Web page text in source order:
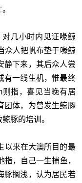
几小时内见证喙鲸
众人把帆布垫于喙鲸
静下来，其后众人尝
有一线生机，惟最终
指，喜见当晚有居
团体，为曾发生鲸豚
豚的培训。
以来在大澳所目的最
，自己一生捕鱼，
豚搁浅，认为居民若